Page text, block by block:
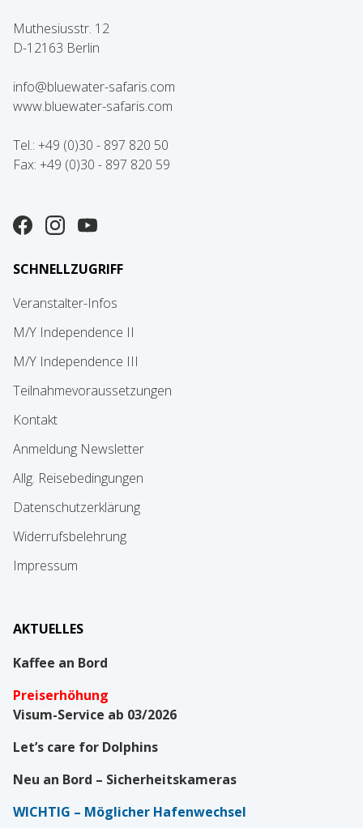
Muthesiusstr. 12
D-12163 Berlin
info@bluewater-safaris.com
www.bluewater-safaris.com
Tel.: +49 (0)30 - 897 820 50
Fax: +49 (0)30 - 897 820 59
SCHNELLZUGRIFF
Veranstalter-Infos
M/Y Independence II
M/Y Independence III
Teilnahmevoraussetzungen
Kontakt
Anmeldung Newsletter
Allg. Reisebedingungen
Datenschutzerklärung
Widerrufsbelehrung
Impressum
AKTUELLES
Kaffee an Bord
Preiserhöhung
Visum-Service ab 03/2026
Let’s care for Dolphins
Neu an Bord – Sicherheitskameras
WICHTIG – Möglicher Hafenwechsel